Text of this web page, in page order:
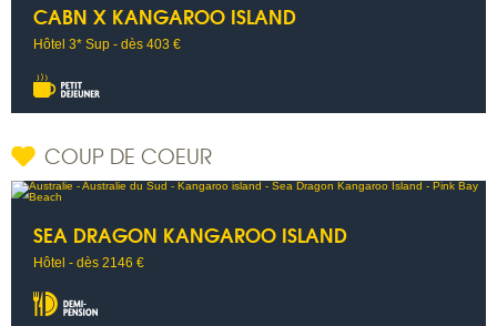
CABN X KANGAROO ISLAND
Hôtel 3* Sup - dès 403 €
COUP DE COEUR
SEA DRAGON KANGAROO ISLAND
Hôtel - dès 2146 €